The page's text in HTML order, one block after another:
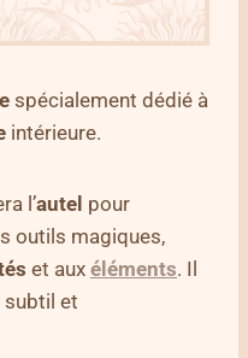
spécialement dédié à
intérieure.
l’autel pour
outils magiques,
et aux éléments. Il
subtil et